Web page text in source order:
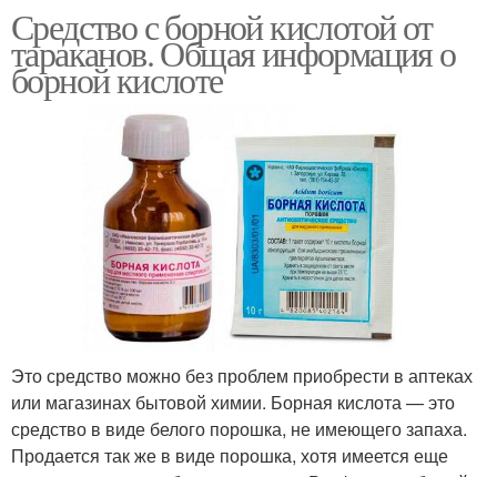
Средство с борной кислотой от
тараканов. Общая информация о
борной кислоте
Это средство можно без проблем приобрести в аптеках
или магазинах бытовой химии. Борная кислота — это
средство в виде белого порошка, не имеющего запаха.
Продается так же в виде порошка, хотя имеется еще